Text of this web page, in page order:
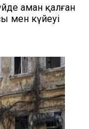
аман қалған
мен күйеуі